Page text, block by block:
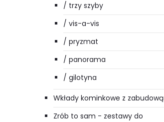
/ trzy szyby
/ vis-a-vis
/ pryzmat
/ panorama
/ gilotyna
Wkłady kominkowe z zabudową
Zrób to sam - zestawy do